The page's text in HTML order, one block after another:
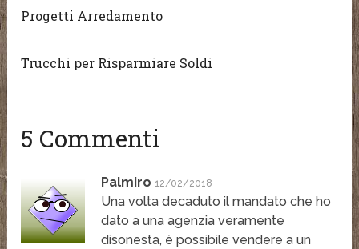
Progetti Arredamento
Trucchi per Risparmiare Soldi
5 Commenti
Palmiro 12/02/2018
Una volta decaduto il mandato che ho
dato a una agenzia veramente
disonesta, è possibile vendere a un